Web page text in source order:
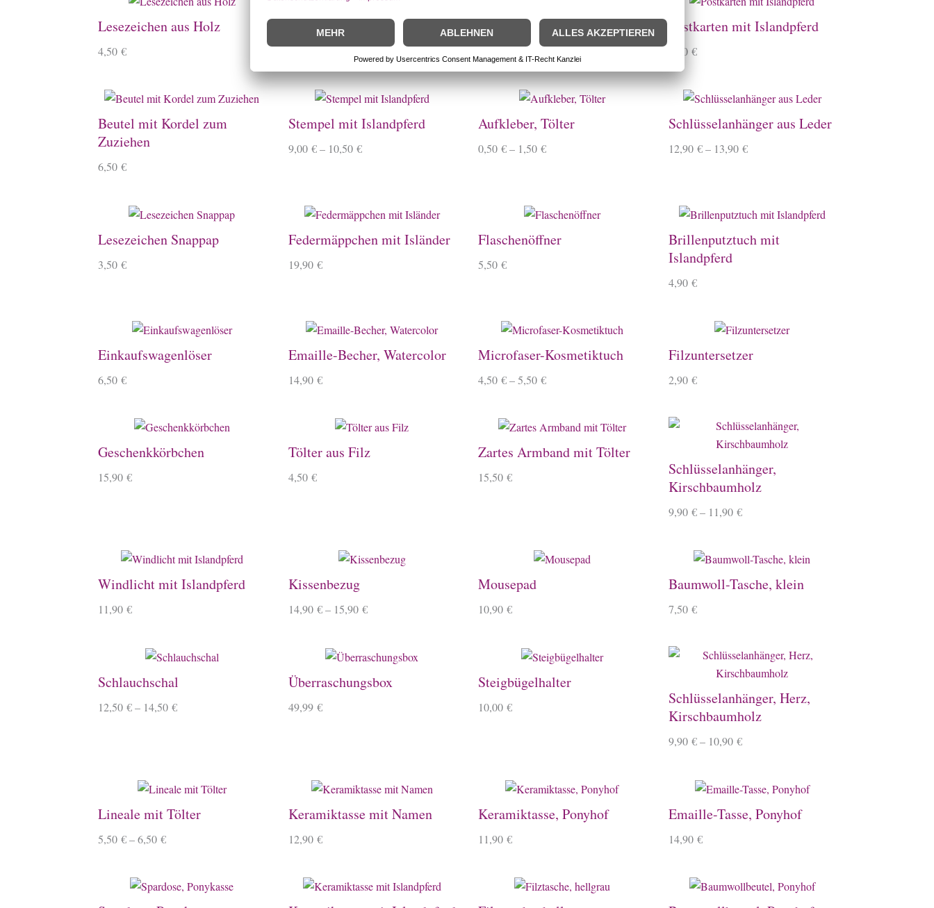
Lesezeichen aus Holz
4,50 €
Stempel Mini
4,10€
Büroklammern
2,50€–8,50 €
Postkarten mit Islandpferd
1,90 €
Beutel mit Kordel zum
Zuziehen
6,50 €
Stempel mit Islandpferd
9,00 €– 10,50 €
Aufkleber, Tölter
0,50 €– 1,50 €
Schlüsselanhänger aus Leder
12,90 €– 13,90 €
Lesezeichen Snappap
3,50 €
Federmäppchen mit Isländer
19,90 €
Flaschenöffner
5,50 €
Brillenputztuch mit
Islandpferd
4,90 €
Einkaufswagenlöser
6,50 €
Emaille-Becher, Watercolor
14,90 €
Microfaser-Kosmetiktuch
4,50 €–5,50 €
Filzuntersetzer
2,90 €
Geschenkkörbchen
15,90 €
Tölter aus Filz
4,50 €
Zartes Armband mit Tölter
15,50 €
Schlüsselanhänger,
Kirschbaumholz
9,90 €– 11,90 €
Windlicht mit Islandpferd
11,90 €
Kissenbezug
14,90 €– 15,90 €
Mousepad
10,90 €
Baumwoll-Tasche, klein
7,50 €
Schlauchschal
12,50 €– 14,50 €
Überraschungsbox
49,99 €
Steigbügelhalter
10,00 €
Schlüsselanhänger, Herz,
Kirschbaumholz
9,90 €– 10,90 €
Lineale mit Tölter
5,50 €–6,50 €
Keramiktasse mit Namen
12,90 €
Keramiktasse, Ponyhof
11,90 €
Emaille-Tasse, Ponyhof
14,90 €